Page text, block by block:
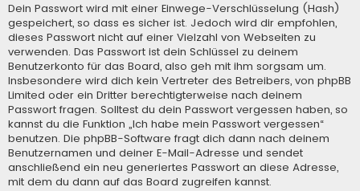
Dein Passwort wird mit einer Einwege-Verschlüsselung (Hash)
gespeichert, so dass es sicher ist. Jedoch wird dir empfohlen,
dieses Passwort nicht auf einer Vielzahl von Webseiten zu
verwenden. Das Passwort ist dein Schlüssel zu deinem
Benutzerkonto für das Board, also geh mit ihm sorgsam um.
Insbesondere wird dich kein Vertreter des Betreibers, von phpBB
Limited oder ein Dritter berechtigterweise nach deinem
Passwort fragen. Solltest du dein Passwort vergessen haben, so
kannst du die Funktion „Ich habe mein Passwort vergessen“
benutzen. Die phpBB-Software fragt dich dann nach deinem
Benutzernamen und deiner E-Mail-Adresse und sendet
anschließend ein neu generiertes Passwort an diese Adresse,
mit dem du dann auf das Board zugreifen kannst.